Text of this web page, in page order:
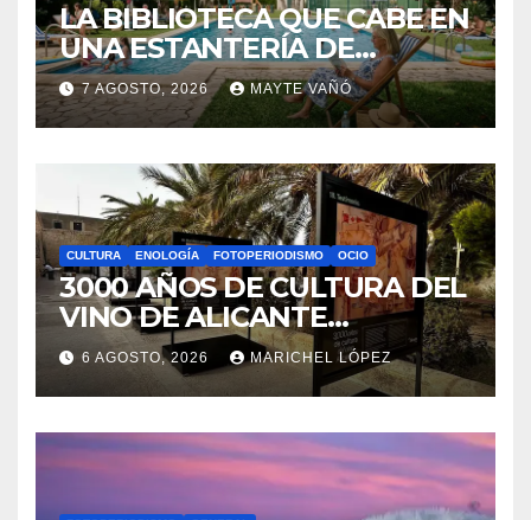
LA BIBLIOTECA QUE CABE EN
UNA ESTANTERÍA DE
WALLAPOP
7 AGOSTO, 2026 MAYTE VAÑÓ
CULTURA ENOLOGÍA FOTOPERIODISMO OCIO
3000 AÑOS DE CULTURA DEL
VINO DE ALICANTE
RENACEN EN EL CASTILLO
DE SANTA BÁRBARA
6 AGOSTO, 2026 MARICHEL LÓPEZ